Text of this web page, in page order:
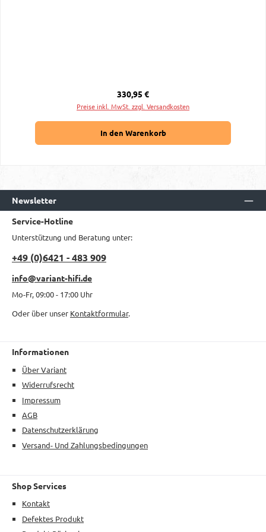
Regulärer Preis:
330,95 €
Preise inkl. MwSt. zzgl. Versandkosten
In den Warenkorb
Newsletter
Service-Hotline
Unterstützung und Beratung unter:
+49 (0)6421 - 483 909
info@variant-hifi.de
Mo-Fr, 09:00 - 17:00 Uhr
Oder über unser Kontaktformular.
Informationen
Über Variant
Widerrufsrecht
Impressum
AGB
Datenschutzerklärung
Versand- Und Zahlungsbedingungen
Shop Services
Kontakt
Defektes Produkt